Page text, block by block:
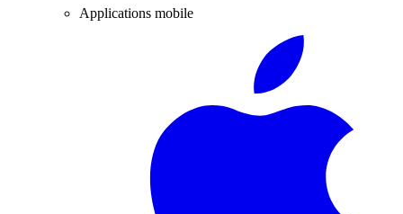
Applications mobile